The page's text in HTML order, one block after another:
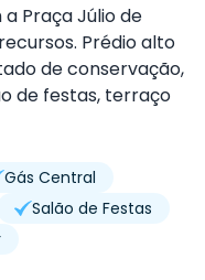
Praça Júlio de
Prédio alto
de conservação,
de festas, terraço
Gás Central
Salão de Festas